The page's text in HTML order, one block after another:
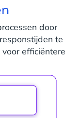
door
te
efficiëntere